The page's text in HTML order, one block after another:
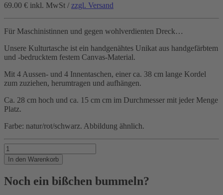
69.00 € inkl. MwSt / zzgl. Versand
Für Maschinistinnen und gegen wohlverdienten Dreck…
Unsere Kulturtasche ist ein handgenähtes Unikat aus handgefärbtem
und -bedrucktem festem Canvas-Material.
Mit 4 Aussen- und 4 Innentaschen, einer ca. 38 cm lange Kordel
zum zuziehen, herumtragen und aufhängen.
Ca. 28 cm hoch und ca. 15 cm cm im Durchmesser mit jeder Menge
Platz.
Farbe: natur/rot/schwarz. Abbildung ähnlich.
Saubere
Arbeit!
Menge
In den Warenkorb
Noch ein bißchen bummeln?